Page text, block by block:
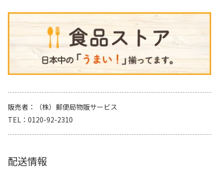
販売者
（株）郵便局物販サービス
TEL
0120-92-2310
配送情報